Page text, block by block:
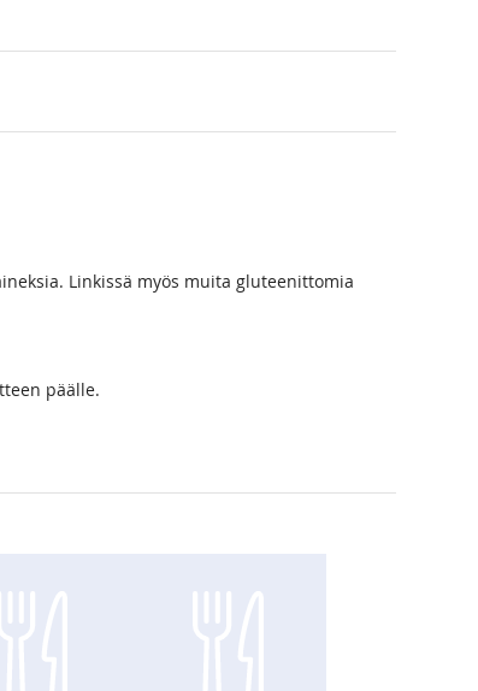
Linkissä myös muita gluteenittomia
päälle.